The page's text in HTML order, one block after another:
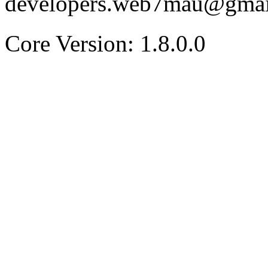
Core Version: 1.8.0.0